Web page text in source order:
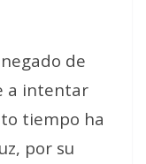
de
a intentar
tiempo ha
por su